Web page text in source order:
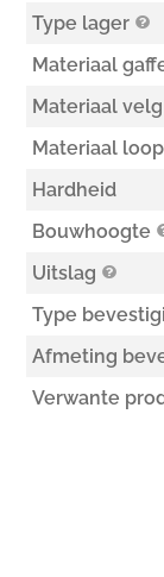
Type lager
Materiaal
Materiaal velg
Materiaal
Hardheid
Bouwhoogte
Uitslag
Type
Afmeting
Verwante